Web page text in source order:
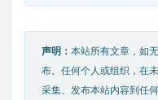
声明： 本站所有文章，如
布。任何个人或组织，在
采集、发布本站内容到任